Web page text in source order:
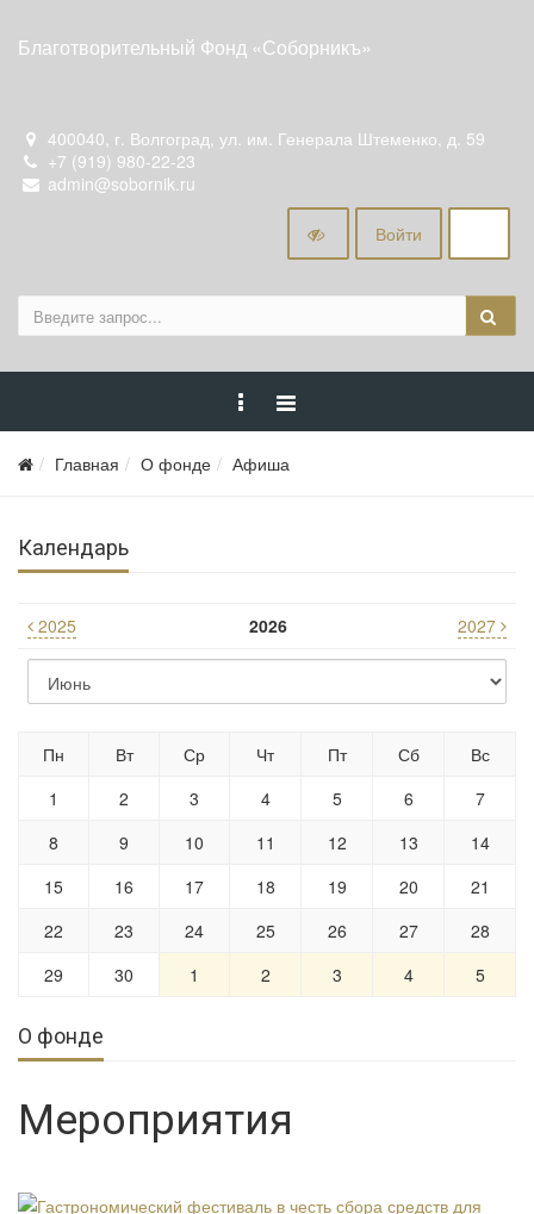
Благотворительный Фонд «Соборникъ»
400040, г. Волгоград, ул. им. Генерала Штеменко, д. 59
+7 (919) 980-22-23
admin@sobornik.ru
Войти
Главная О фонде Афиша
Календарь
2025 2026 2027
Пн Вт Ср Чт Пт Сб
Вс
1
2 3 4 5 6
7
8
9 10 11 12 13
14
15
16 17 18 19 20
21
22
23 24 25 26 27
28
29
30 1 2 3 4 5
О фонде
Мероприятия